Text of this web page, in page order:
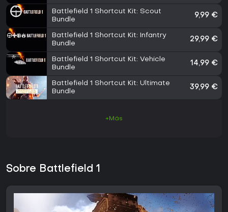
Battlefield 1 Shortcut Kit: Scout
Bundle
9,99 €
Battlefield 1 Shortcut Kit: Infantry
Bundle
29,99 €
Battlefield 1 Shortcut Kit: Vehicle
Bundle
14,99 €
Battlefield 1 Shortcut Kit: Ultimate
Bundle
39,99 €
+Más
Sobre Battlefield 1